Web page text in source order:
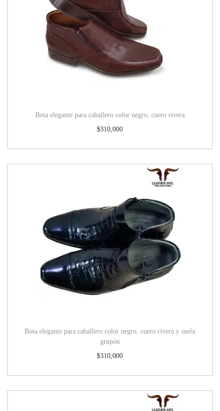
Bota elegante para caballero color negro, cuero rivera
$310,000
Bota elegante para caballero color negro, cuero rivera y suela
grupón
$310,000